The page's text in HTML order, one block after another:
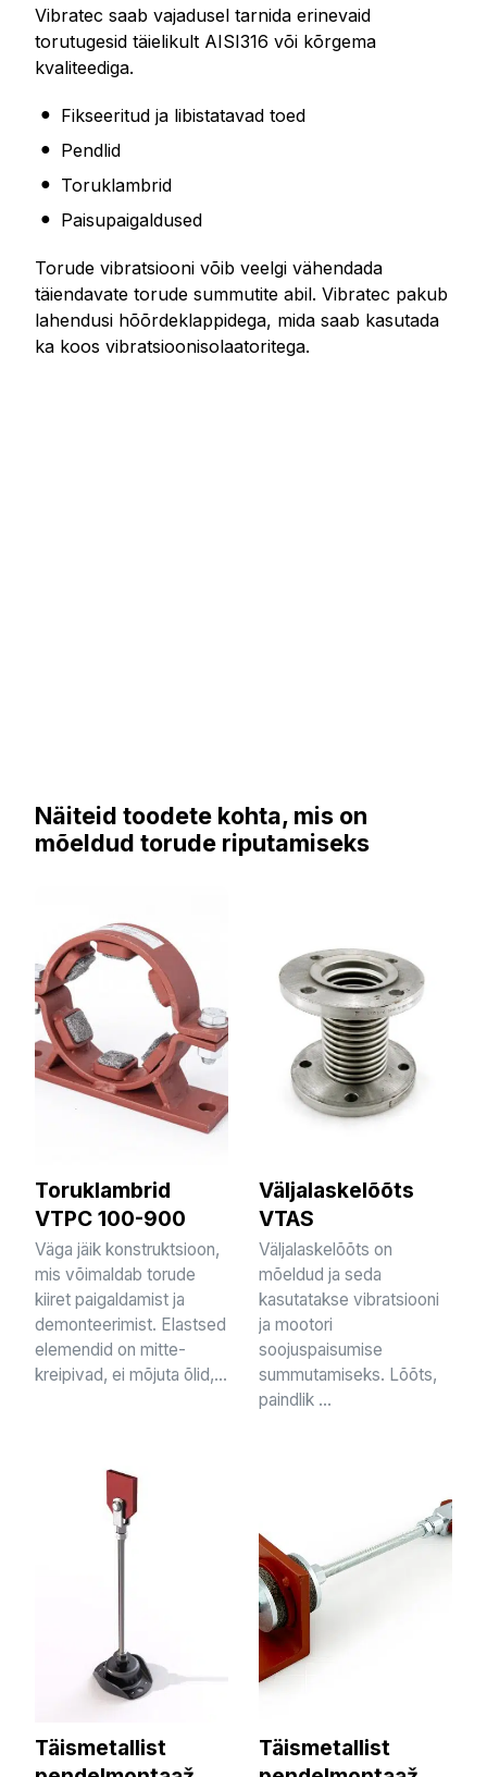
Vibratec saab vajadusel tarnida erinevaid
torutugesid täielikult AISI316 või kõrgema
kvaliteediga.
Fikseeritud ja libistatavad toed
Pendlid
Toruklambrid
Paisupaigaldused
Torude vibratsiooni võib veelgi vähendada
täiendavate torude summutite abil. Vibratec pakub
lahendusi hõõrdeklappidega, mida saab kasutada
ka koos vibratsioonisolaatoritega.
Näiteid toodete kohta, mis on
mõeldud torude riputamiseks
Toruklambrid
VTPC 100-900
Väga jäik konstruktsioon,
mis võimaldab torude
kiiret paigaldamist ja
demonteerimist. Elastsed
elemendid on mitte-
kreipivad, ei mõjuta õlid,...
Väljalaskelõõts
VTAS
Väljalaskelõõts on
mõeldud ja seda
kasutatakse vibratsiooni
ja mootori
soojuspaisumise
summutamiseks. Lõõts,
paindlik ...
Täismetallist
Täismetallist